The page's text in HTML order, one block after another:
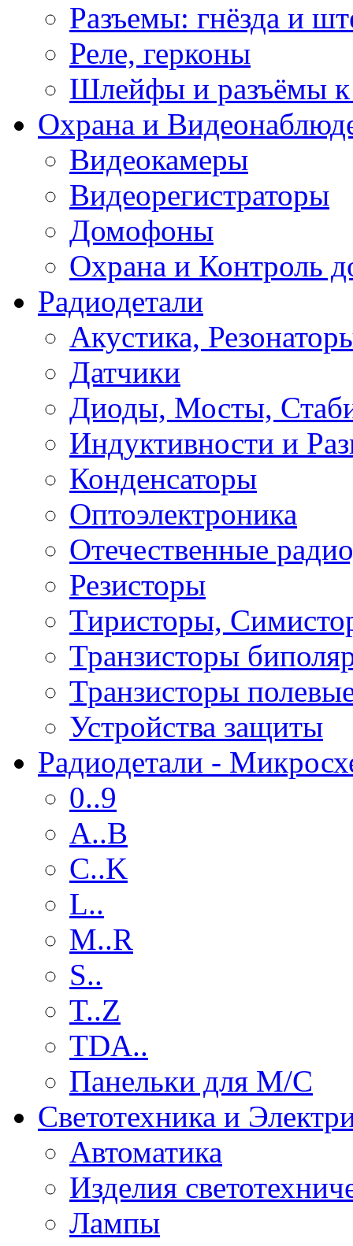
Разъемы: гнёзда и
Реле, герконы
Шлейфы и разъёмы
Охрана и
Видеокамеры
Видеорегистраторы
Домофоны
Охрана и Контроль
Радиодетали
Акустика,
Датчики
Диоды, Мосты,
Индуктивности и
Конденсаторы
Оптоэлектроника
Отечественные
Резисторы
Тиристоры,
Транзисторы
Транзисторы
Устройства защиты
Радиодетали -
0..9
A..B
C..K
L..
M..R
S..
T..Z
TDA..
Панельки для М/С
Светотехника и
Автоматика
Изделия
Лампы